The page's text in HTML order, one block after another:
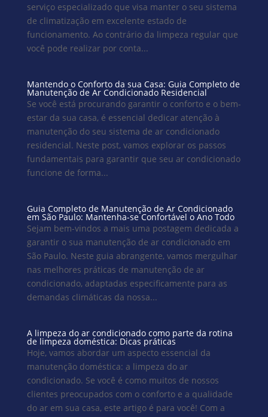
serviço especializado que visa manter o seu sistema
de climatização em excelente estado de
funcionamento. Ao contrário da limpeza regular que
você pode realizar por conta...
Mantendo o Conforto da sua Casa: Guia Completo de
Manutenção de Ar Condicionado Residencial
Se você está procurando garantir o conforto e o bem-
estar da sua casa, é essencial dedicar atenção à
manutenção do seu sistema de ar condicionado
residencial. Neste post, vamos explorar os passos
fundamentais para garantir que seu ar condicionado
funcione de forma...
Guia Completo de Manutenção de Ar Condicionado
em São Paulo: Mantenha-se Confortável o Ano Todo
Sejam bem-vindos a mais uma postagem dedicada a
garantir o sua manutenção de ar condicionado em
São Paulo. Neste guia abrangente, vamos mergulhar
nas melhores práticas de manutenção de ar
condicionado, adaptadas especificamente para as
demandas climáticas da nossa...
A limpeza do ar condicionado como parte da rotina
de limpeza doméstica: Dicas práticas
Hoje, vamos abordar um aspecto essencial da
manutenção doméstica: a limpeza do ar
condicionado. Se você é como muitos de nossos
clientes preocupados com o conforto e a qualidade
do ar em sua casa, este artigo é para você! Com a